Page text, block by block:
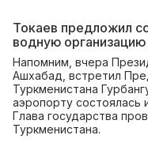
Токаев предложил
водную
Напомним, вчера
Ашхабад, встретил
Туркменистана
аэропорту состоялась
Глава государства
Туркменистана.